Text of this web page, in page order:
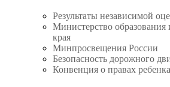
Результаты независимой
Министерство образования
края
Минпросвещения России
Безопасность дорожного
Конвенция о правах ребенка